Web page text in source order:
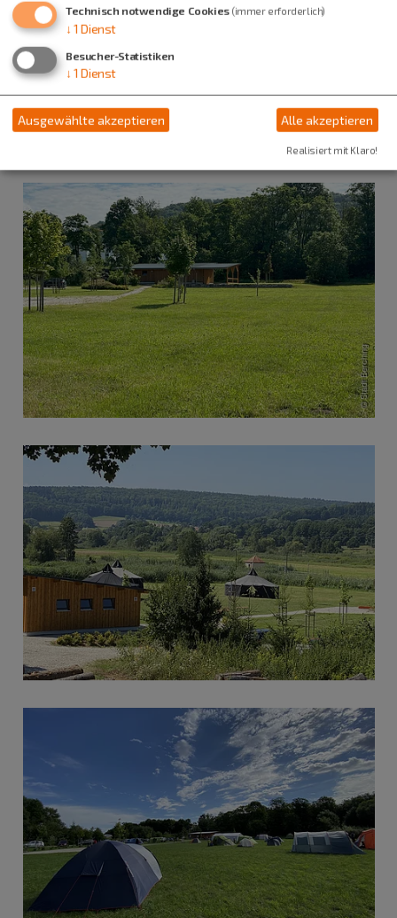
Madeleine Mayer
Pettenkoferplatz 12
92334 Berching
08462 205-0
Technisch notwendige Cookies (immer erforderlich)
↓ 1 Dienst
Besucher-Statistiken
↓ 1 Dienst
Ausgewählte akzeptieren Alle akzeptieren
Realisiert mit Klaro!